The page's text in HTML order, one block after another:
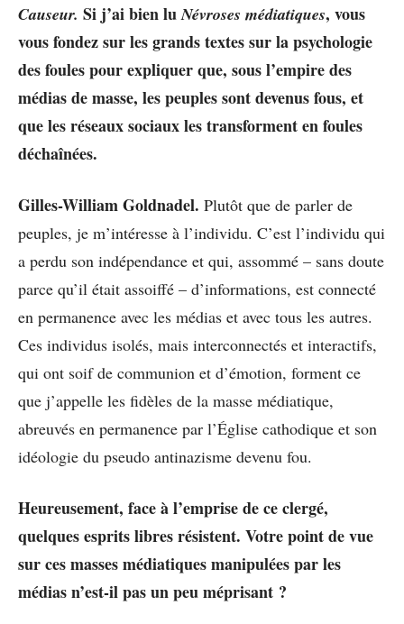
Causeur. Si j’ai bien luNévroses médiatiques, vous
vous fondez sur les grands textes sur la psychologie
des foules pour expliquer que, sous l’empire des
médias de masse, les peuples sont devenus fous, et
queles réseaux sociaux les transforment en foules
déchaînées.
Gilles-William Goldnadel. Plutôt que de parler de
peuples, je m’intéresse à l’individu. C’est l’individu qui
a perdu son indépendance et qui, assommé – sans doute
parce qu’il était assoiffé – d’informations, est connecté
en permanence avec les médias et avec tous les autres.
Ces individus isolés, mais interconnectés et interactifs,
qui ont soif de communion et d’émotion, forment ce
que j’appelle les fidèles de la masse médiatique,
abreuvés en permanence par l’Église cathodique et son
idéologie du pseudo antinazisme devenu fou.
Heureusement, face à l’emprise de ce clergé,
quelques esprits libres résistent. Votre point de vue
sur ces masses médiatiques manipulées par les
médias n’est-il pas un peu méprisant ?